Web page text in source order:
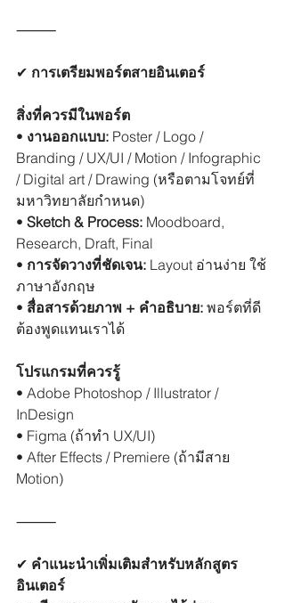
⸻
✔︎ การเตรียมพอร์ตสายอินเตอร์
สิ่งที่ควรมีในพอร์ต
• งานออกแบบ: Poster / Logo /
Branding / UX/UI / Motion / Infographic
/ Digital art / Drawing (หรือตามโจทย์ที่
มหาวิทยาลัยกำหนด)
• Sketch & Process: Moodboard,
Research, Draft, Final
• การจัดวางที่ชัดเจน: Layout อ่านง่าย ใช้
ภาษาอังกฤษ
• สื่อสารด้วยภาพ + คำอธิบาย: พอร์ตที่ดี
ต้องพูดแทนเราได้
โปรแกรมที่ควรรู้
• Adobe Photoshop / Illustrator /
InDesign
• Figma (ถ้าทำ UX/UI)
• After Effects / Premiere (ถ้ามีสาย
Motion)
⸻
✔︎ คำแนะนำเพิ่มเติมสำหรับหลักสูตร
อินเตอร์